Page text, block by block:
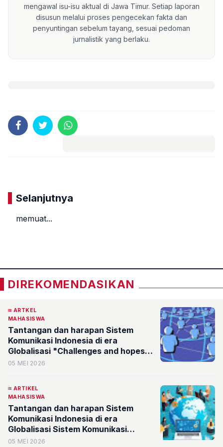
mengawal isu-isu aktual di Jawa Timur. Setiap laporan
disusun melalui proses pengecekan fakta dan
penyuntingan sebelum tayang, sesuai pedoman
jurnalistik yang berlaku.
Selanjutnya
memuat...
DIREKOMENDASIKAN
ARTKEL
MAHASISWA
Tantangan dan harapan Sistem
Komunikasi Indonesia di era
Globalisasi "Challenges and hopes
of Indonesia's Communication
05 MEI 2026
ARTIKEL
MAHASISWA
Tantangan dan harapan Sistem
Komunikasi Indonesia di era
Globalisasi Sistem Komunikasi
Indonesia di Era Global: Tantangan,
05 MEI 2026